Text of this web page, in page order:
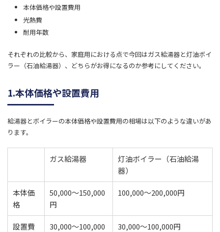
本体価格や設置費用
光熱費
耐用年数
それぞれの比較から、家庭用における点で今回はガス給湯器と灯油ボイ
ラー（石油給湯器）、どちらがお得になるのか参考にしてください。
1.本体価格や設置費用
給湯器とボイラーの本体価格や設置費用の相場は以下のような違いがあ
ります。
ガス給湯器
灯油ボイラー（石油給湯
器）
​本体価
格
​50,000〜150,000
円
​100,000〜200,000円
設置費
30,000〜100,000
​30,000〜100,000円